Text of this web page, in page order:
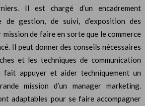
Il est chargé d’un encadrement
de gestion, de suivi, d’exposition des
mission de faire en sorte que le commerce
Il peut donner des conseils nécessaires
et les techniques de communication
fait appuyer et aider techniquement un
mission d’un manager marketing.
adaptables pour se faire accompagner